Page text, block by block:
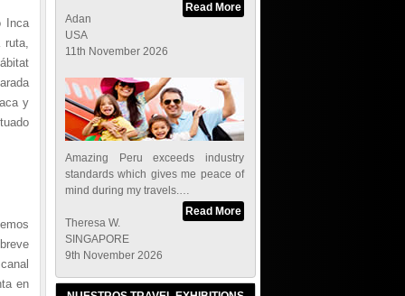
Inca
ruta,
y
en
Read More
Adan
USA
11th November 2026
Amazing Peru exceeds industry
standards which gives me peace of
mind during my travels.…
Read More
Theresa W.
SINGAPORE
9th November 2026